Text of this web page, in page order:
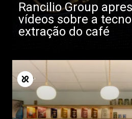
Rancilio Group
vídeos sobre a
extração do café